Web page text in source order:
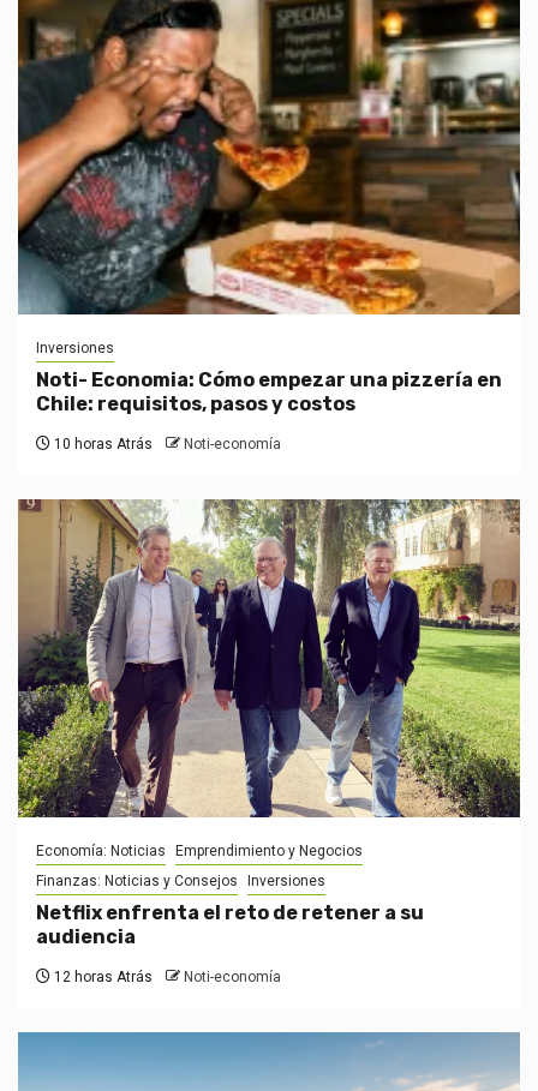
Inversiones
Noti- Economia: Cómo empezar una pizzería en
Chile: requisitos, pasos y costos
10 horas Atrás Noti-economía
Economía: Noticias
Emprendimiento y Negocios
Finanzas: Noticias y Consejos
Inversiones
Netflix enfrenta el reto de retener a su
audiencia
12 horas Atrás Noti-economía